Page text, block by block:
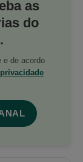
as
do
e de acordo
privacidade